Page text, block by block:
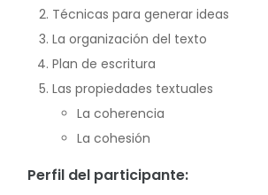
Técnicas para generar ideas
La organización del texto
Plan de escritura
Las propiedades textuales
La coherencia
La cohesión
Perfil del participante: